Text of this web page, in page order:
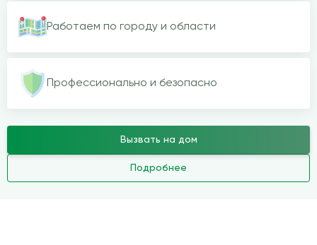
Работаем по городу и области
Профессионально и безопасно
Вызвать на дом
Подробнее